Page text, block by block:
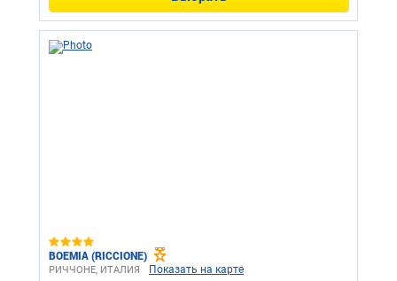
BOEMIA (RICCIONE)
РИЧЧОНЕ, ИТАЛИЯ Показать на карте